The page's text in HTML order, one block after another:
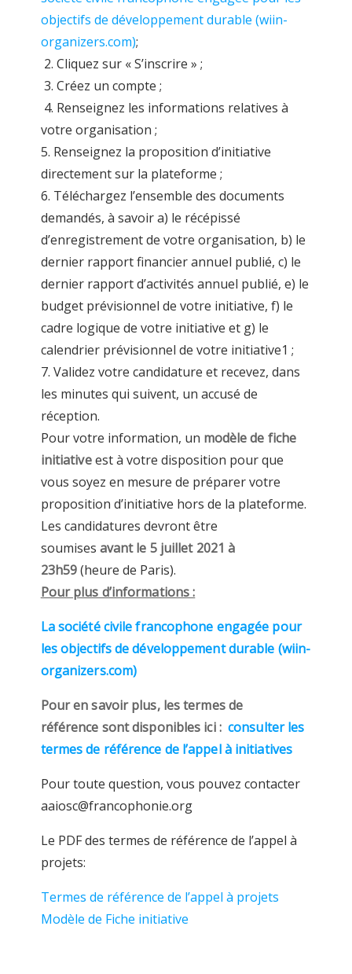
objectifs de développement durable (wiin-
organizers.com);
2. Cliquez sur « S’inscrire » ;
3. Créez un compte ;
4. Renseignez les informations relatives à
votre organisation ;
5. Renseignez la proposition d’initiative
directement sur la plateforme ;
6. Téléchargez l’ensemble des documents
demandés, à savoir a) le récépissé
d’enregistrement de votre organisation, b) le
dernier rapport financier annuel publié, c) le
dernier rapport d’activités annuel publié, e) le
budget prévisionnel de votre initiative, f) le
cadre logique de votre initiative et g) le
calendrier prévisionnel de votre initiative1 ;
7. Validez votre candidature et recevez, dans
les minutes qui suivent, un accusé de
réception.
Pour votre information, un modèle de fiche
initiativeest à votre disposition pour que
vous soyez en mesure de préparer votre
proposition d’initiative hors de la plateforme.
Les candidatures devront être
soumises avant le 5 juillet 2021 à
23h59(heure de Paris).
Pour plus d’informations :
La société civile francophone engagée pour
les objectifs de développement durable (wiin-
organizers.com)
Pour en savoir plus, les termes de
référence sont disponibles ici :consulter les
termes de référence de l’appel à initiatives
Pour toute question, vous pouvez contacter
aaiosc@francophonie.org
Le PDF des termes de référence de l’appel à
projets:
Termes de référence de l’appel à projets
Modèle de Fiche initiative